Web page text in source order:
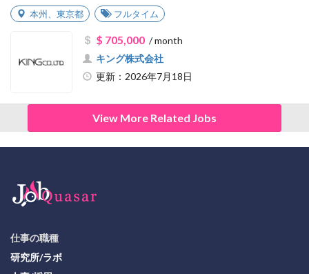
本州 東京都 フルタイム
$ 705,000/ month
キング株式会社
更新：2026年7月18日
View More Related Jobs
仕事の職種
研究所/ラボ